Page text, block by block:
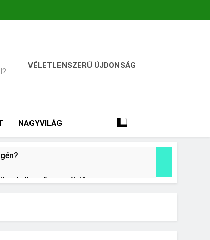
VÉLETLENSZERŰ ÚJDONSÁG
NAGYVILÁG
kell tetőt cserélni?